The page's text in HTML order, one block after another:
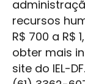
recursos
R$ 700 a R$
obter mais
site do IEL-